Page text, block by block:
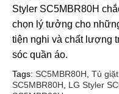
Styler SC5MBR80H
chọn lý tưởng cho
tiện nghi và chất lượng
sóc quần áo.
Tags: SC5MBR80H, Tủ
SC5MBR80H, LG Styler